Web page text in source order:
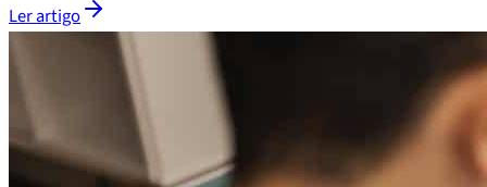
Ler artigo